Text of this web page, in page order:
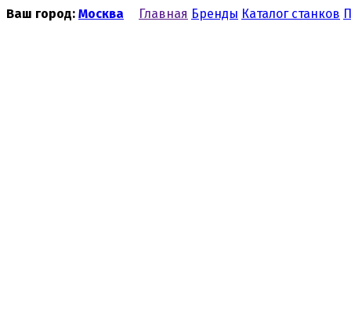
Ваш город: Москва Главная Бренды Каталог станков